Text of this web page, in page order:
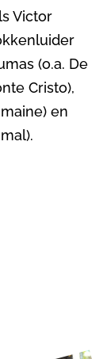
Victor
(o.a. De
Cristo),
en